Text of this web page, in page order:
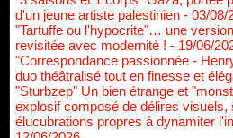
d'un jeune artiste palestinien - 03/08/
"Tartuffe ou l'hypocrite"… une
revisitée avec modernité ! - 19/06/
"Correspondance passionnée -
duo théâtralisé tout en finesse et
"Sturbzep" Un bien étrange et
explosif composé de délires visuels,
élucubrations propres à dynamiter